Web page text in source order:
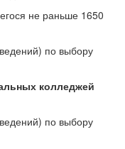
не раньше 1650
по выбору
колледжей
по выбору